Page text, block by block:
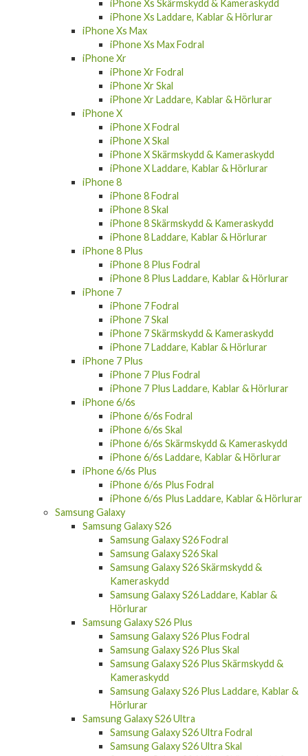
iPhone Xs Laddare, Kablar & Hörlurar
iPhone Xs Max
iPhone Xs Max Fodral
iPhone Xr
iPhone Xr Fodral
iPhone Xr Skal
iPhone Xr Laddare, Kablar & Hörlurar
iPhone X
iPhone X Fodral
iPhone X Skal
iPhone X Skärmskydd & Kameraskydd
iPhone X Laddare, Kablar & Hörlurar
iPhone 8
iPhone 8 Fodral
iPhone 8 Skal
iPhone 8 Skärmskydd & Kameraskydd
iPhone 8 Laddare, Kablar & Hörlurar
iPhone 8 Plus
iPhone 8 Plus Fodral
iPhone 8 Plus Laddare, Kablar & Hörlurar
iPhone 7
iPhone 7 Fodral
iPhone 7 Skal
iPhone 7 Skärmskydd & Kameraskydd
iPhone 7 Laddare, Kablar & Hörlurar
iPhone 7 Plus
iPhone 7 Plus Fodral
iPhone 7 Plus Laddare, Kablar & Hörlurar
iPhone 6/6s
iPhone 6/6s Fodral
iPhone 6/6s Skal
iPhone 6/6s Skärmskydd & Kameraskydd
iPhone 6/6s Laddare, Kablar & Hörlurar
iPhone 6/6s Plus
iPhone 6/6s Plus Fodral
iPhone 6/6s Plus Laddare, Kablar & Hörlurar
Samsung Galaxy
Samsung Galaxy S26
Samsung Galaxy S26 Fodral
Samsung Galaxy S26 Skal
Samsung Galaxy S26 Skärmskydd &
Kameraskydd
Samsung Galaxy S26 Laddare, Kablar &
Hörlurar
Samsung Galaxy S26 Plus
Samsung Galaxy S26 Plus Fodral
Samsung Galaxy S26 Plus Skal
Samsung Galaxy S26 Plus Skärmskydd &
Kameraskydd
Samsung Galaxy S26 Plus Laddare, Kablar &
Hörlurar
Samsung Galaxy S26 Ultra
Samsung Galaxy S26 Ultra Fodral
Samsung Galaxy S26 Ultra Skal
Samsung Galaxy S26 Ultra Skärmskydd &